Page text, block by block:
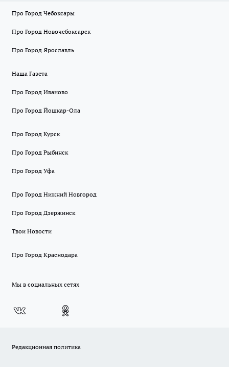
Про Город Чебоксары
Про Город Новочебоксарск
Про Город Ярославль
Наша Газета
Про Город Иваново
Про Город Йошкар-Ола
Про Город Курск
Про Город Рыбинск
Про Город Уфа
Про Город Нижний Новгород
Про Город Дзержинск
Твои Новости
Про Город Краснодара
Мы в социальных сетях
Редакционная политика